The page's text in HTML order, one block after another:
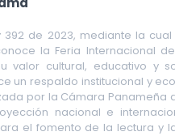
392 de 2023, mediante la cual
la Feria Internacional
valor cultural, educativo y
un respaldo institucional y
por la Cámara Panameña
nacional e
el fomento de la lectura y